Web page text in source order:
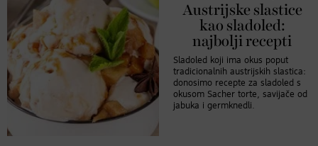
Austrijske slastice
kao sladoled:
najbolji recepti
Sladoled koji ima okus poput
tradicionalnih austrijskih slastica:
donosimo recepte za sladoled s
okusom Sacher torte, savijače od
jabuka i germknedli.